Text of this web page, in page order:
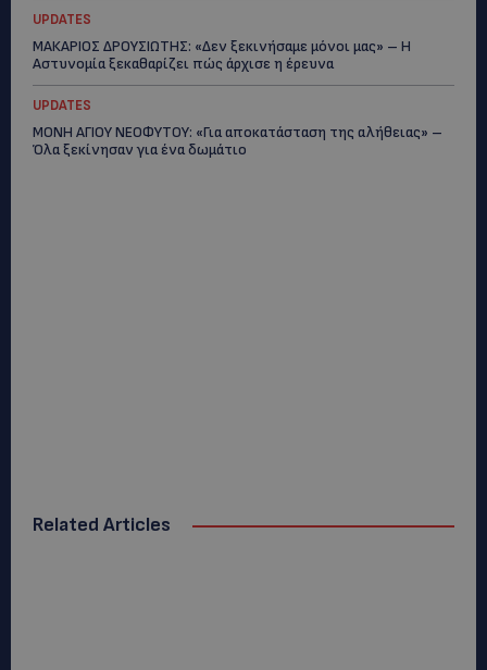
UPDATES
ΜΑΚΑΡΙΟΣ ΔΡΟΥΣΙΩΤΗΣ: «Δεν ξεκινήσαμε μόνοι μας» – Η
Αστυνομία ξεκαθαρίζει πώς άρχισε η έρευνα
UPDATES
ΜΟΝΗ ΑΓΙΟΥ ΝΕΟΦΥΤΟΥ: «Για αποκατάσταση της αλήθειας» –
Όλα ξεκίνησαν για ένα δωμάτιο
Related Articles